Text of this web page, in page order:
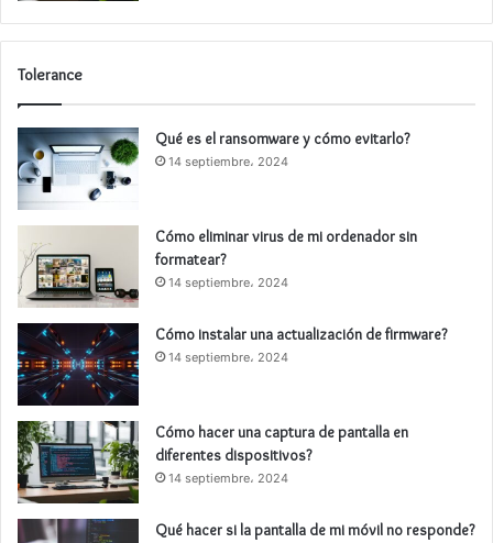
Tolerance
Qué es el ransomware y cómo evitarlo?
14 septiembre، 2024
Cómo eliminar virus de mi ordenador sin
formatear?
14 septiembre، 2024
Cómo instalar una actualización de firmware?
14 septiembre، 2024
Cómo hacer una captura de pantalla en
diferentes dispositivos?
14 septiembre، 2024
Qué hacer si la pantalla de mi móvil no responde?